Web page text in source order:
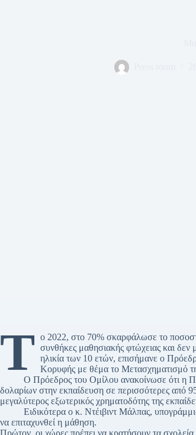
Τ ο 2022, στο 70% σκαρφάλωσε το
συνθήκες μαθησιακής φτώχειας και δεν
ηλικία των 10 ετών, επισήμανε ο
Κορυφής με θέμα το Μετασχηματισμό
Ο Πρόεδρος του Ομίλου ανακοίνωσε ότι η
δολαρίων στην εκπαίδευση σε περισσότερες από
μεγαλύτερος εξωτερικός χρηματοδότης της
Ειδικότερα ο κ. Ντέιβιντ Μάλπας, υπογράμμισε
να επιταχυνθεί η μάθηση.
Πρώτον, οι χώρες πρέπει να κρατήσουν τα